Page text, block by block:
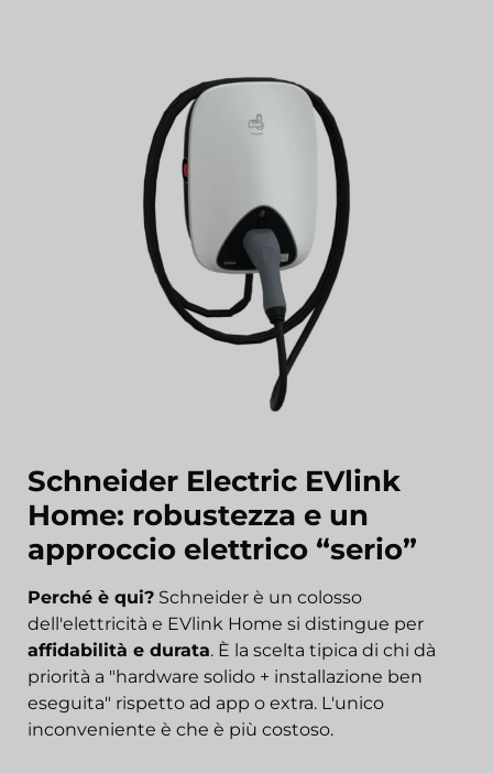
Schneider Electric EVlink
Home: robustezza e un
approccio elettrico “serio”
Perché è qui? Schneider è un colosso
dell'elettricità e EVlink Home si distingue per
affidabilità e durata. È la scelta tipica di chi dà
priorità a "hardware solido + installazione ben
eseguita" rispetto ad app o extra. L'unico
inconveniente è che è più costoso.